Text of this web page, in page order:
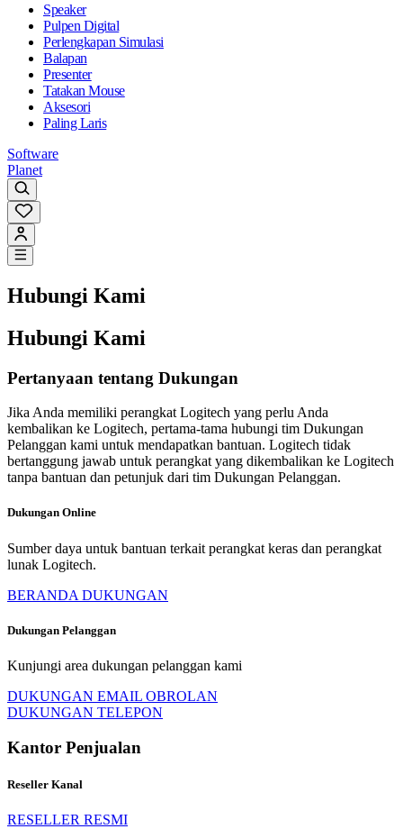
Speaker
Pulpen Digital
Perlengkapan Simulasi
Balapan
Presenter
Tatakan Mouse
Aksesori
Paling Laris
Software
Planet
Hubungi Kami
Hubungi Kami
Pertanyaan tentang Dukungan
Jika Anda memiliki perangkat Logitech yang perlu Anda
kembalikan ke Logitech, pertama-tama hubungi tim Dukungan
Pelanggan kami untuk mendapatkan bantuan. Logitech tidak
bertanggung jawab untuk perangkat yang dikembalikan ke Logitech
tanpa bantuan dan petunjuk dari tim Dukungan Pelanggan.
Dukungan Online
Sumber daya untuk bantuan terkait perangkat keras dan perangkat
lunak Logitech.
BERANDA DUKUNGAN
Dukungan Pelanggan
Kunjungi area dukungan pelanggan kami
DUKUNGAN EMAIL OBROLAN
DUKUNGAN TELEPON
Kantor Penjualan
Reseller Kanal
RESELLER RESMI